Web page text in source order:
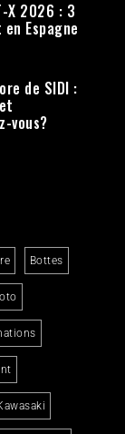
X 2026 : 3
Espagne
de SIDI :
vous?
Bottes